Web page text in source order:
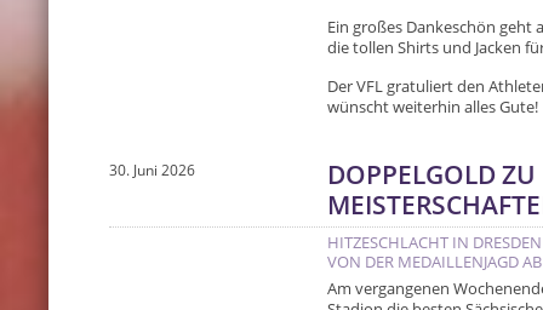
Ein großes Dankeschön geht
die tollen Shirts und Jacken
Der VFL gratuliert den
wünscht weiterhin alles Gute!
DOPPELGOLD
30. Juni 2026
HITZESCHLACHT IN
VON DER MEDAILLENJAGD AB
Am vergangenen